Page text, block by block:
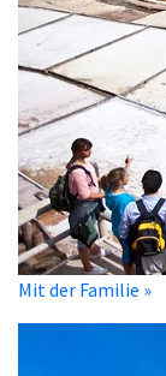
Mit der Familie »